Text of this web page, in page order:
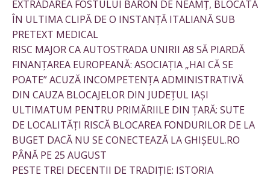
EXTRĂDAREA FOSTULUI BARON DE NEAMȚ, BLOCATĂ
ÎN ULTIMA CLIPĂ DE O INSTANȚĂ ITALIANĂ SUB
PRETEXT MEDICAL
RISC MAJOR CA AUTOSTRADA UNIRII A8 SĂ PIARDĂ
FINANȚAREA EUROPEANĂ: ASOCIAȚIA „HAI CĂ SE
POATE” ACUZĂ INCOMPETENȚA ADMINISTRATIVĂ
DIN CAUZA BLOCAJELOR DIN JUDEȚUL IAȘI
ULTIMATUM PENTRU PRIMĂRIILE DIN ȚARĂ: SUTE
DE LOCALITĂȚI RISCĂ BLOCAREA FONDURILOR DE LA
BUGET DACĂ NU SE CONECTEAZĂ LA GHIȘEUL.RO
PÂNĂ PE 25 AUGUST
PESTE TREI DECENTII DE TRADIȚIE: ISTORIA